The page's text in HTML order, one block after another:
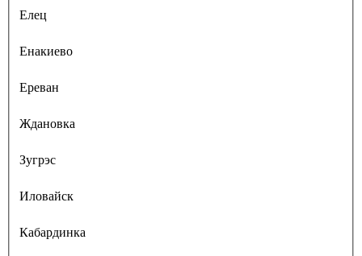
Елец
Енакиево
Ереван
Ждановка
Зугрэс
Иловайск
Кабардинка